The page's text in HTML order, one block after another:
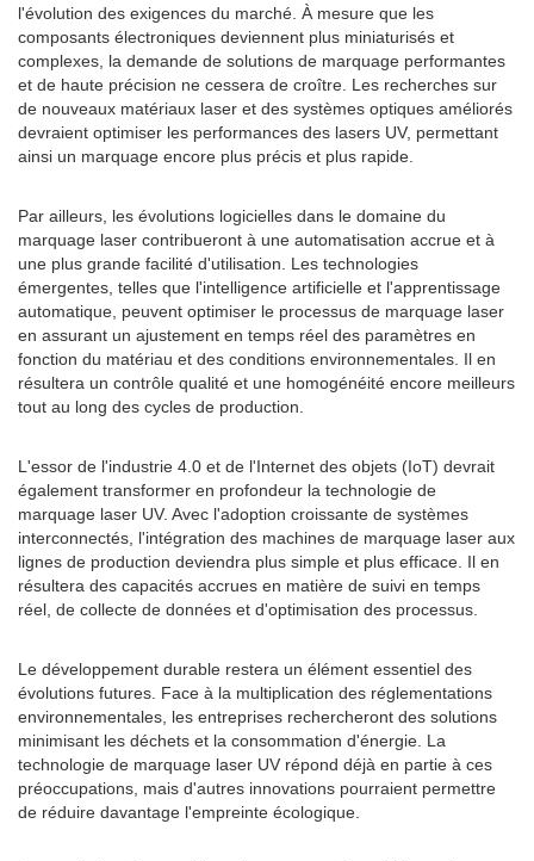
l'évolution des exigences du marché. À mesure que les
composants électroniques deviennent plus miniaturisés et
complexes, la demande de solutions de marquage performantes
et de haute précision ne cessera de croître. Les recherches sur
de nouveaux matériaux laser et des systèmes optiques améliorés
devraient optimiser les performances des lasers UV, permettant
ainsi un marquage encore plus précis et plus rapide.
Par ailleurs, les évolutions logicielles dans le domaine du
marquage laser contribueront à une automatisation accrue et à
une plus grande facilité d'utilisation. Les technologies
émergentes, telles que l'intelligence artificielle et l'apprentissage
automatique, peuvent optimiser le processus de marquage laser
en assurant un ajustement en temps réel des paramètres en
fonction du matériau et des conditions environnementales. Il en
résultera un contrôle qualité et une homogénéité encore meilleurs
tout au long des cycles de production.
L'essor de l'industrie 4.0 et de l'Internet des objets (IoT) devrait
également transformer en profondeur la technologie de
marquage laser UV. Avec l'adoption croissante de systèmes
interconnectés, l'intégration des machines de marquage laser aux
lignes de production deviendra plus simple et plus efficace. Il en
résultera des capacités accrues en matière de suivi en temps
réel, de collecte de données et d'optimisation des processus.
Le développement durable restera un élément essentiel des
évolutions futures. Face à la multiplication des réglementations
environnementales, les entreprises rechercheront des solutions
minimisant les déchets et la consommation d'énergie. La
technologie de marquage laser UV répond déjà en partie à ces
préoccupations, mais d'autres innovations pourraient permettre
de réduire davantage l'empreinte écologique.